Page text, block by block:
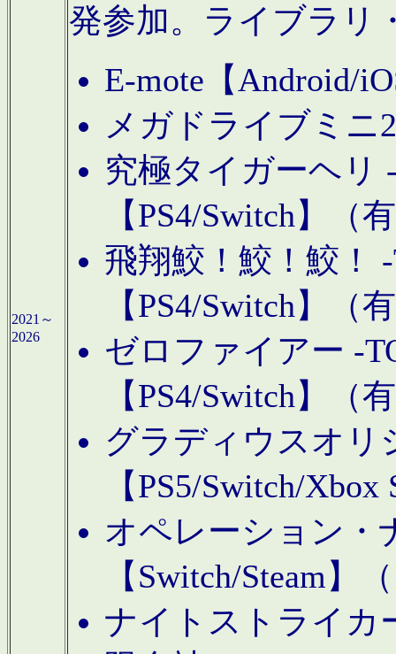
2021～
2026
発参加。ライブラリ
E-mote【Android/
メガドライブミニ
究極タイガーヘリ
【PS4/Switch】（
飛翔鮫！鮫！鮫！
【PS4/Switch】（
ゼロファイアー -
【PS4/Switch】（
グラディウスオリ
【PS5/Switch/
オペレーション・
【Switch/Steam】
ナイトストライカ